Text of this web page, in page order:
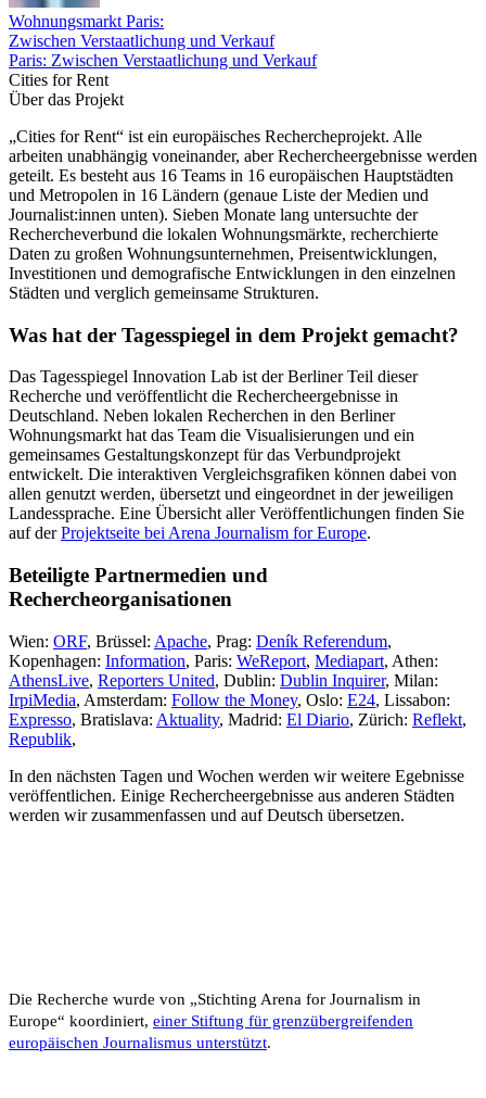
Wohnungsmarkt Paris:
Zwischen Verstaatlichung und Verkauf
Paris: Zwischen Verstaatlichung und Verkauf
Cities for Rent
Über das Projekt
„Cities for Rent“ ist ein europäisches Rechercheprojekt. Alle
arbeiten unabhängig voneinander, aber Rechercheergebnisse werden
geteilt. Es besteht aus 16 Teams in 16 europäischen Hauptstädten
und Metropolen in 16 Ländern (genaue Liste der Medien und
Journalist:innen unten). Sieben Monate lang untersuchte der
Rechercheverbund die lokalen Wohnungsmärkte, recherchierte
Daten zu großen Wohnungsunternehmen, Preisentwicklungen,
Investitionen und demografische Entwicklungen in den einzelnen
Städten und verglich gemeinsame Strukturen.
Was hat der Tagesspiegel in dem Projekt gemacht?
Das Tagesspiegel Innovation Lab ist der Berliner Teil dieser
Recherche und veröffentlicht die Rechercheergebnisse in
Deutschland. Neben lokalen Recherchen in den Berliner
Wohnungsmarkt hat das Team die Visualisierungen und ein
gemeinsames Gestaltungskonzept für das Verbundprojekt
entwickelt. Die interaktiven Vergleichsgrafiken können dabei von
allen genutzt werden, übersetzt und eingeordnet in der jeweiligen
Landessprache. Eine Übersicht aller Veröffentlichungen finden Sie
auf derProjektseite bei Arena Journalism for Europe.
Beteiligte Partnermedien und
Rechercheorganisationen
Wien: ORF, Brüssel: Apache, Prag: Deník Referendum,
Kopenhagen: Information, Paris: WeReport, Mediapart, Athen:
AthensLive, Reporters United, Dublin: Dublin Inquirer, Milan:
IrpiMedia, Amsterdam: Follow the Money, Oslo: E24, Lissabon:
Expresso, Bratislava: Aktuality, Madrid: El Diario, Zürich: Reflekt,
Republik,
In den nächsten Tagen und Wochen werden wir weitere Egebnisse
veröffentlichen. Einige Rechercheergebnisse aus anderen Städten
werden wir zusammenfassen und auf Deutsch übersetzen.
Die Recherche wurde von „Stichting Arena for Journalism in
Europe“ koordiniert, einer Stiftung für grenz­über­greifenden
europäischen Journalismus unterstützt.